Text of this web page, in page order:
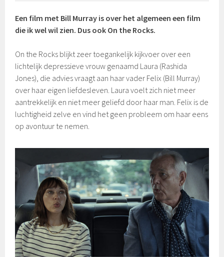
Een film met Bill Murray is over het algemeen een film
die ik wel wil zien. Dus ook On the Rocks.
On the Rocks blijkt zeer toegankelijk kijkvoer over een
lichtelijk depressieve vrouw genaamd Laura (Rashida
Jones), die advies vraagt aan haar vader Felix (Bill Murray)
over haar eigen liefdesleven. Laura voelt zich niet meer
aantrekkelijk en niet meer geliefd door haar man. Felix is de
luchtigheid zelve en vind het geen probleem om haar eens
op avontuur te nemen.